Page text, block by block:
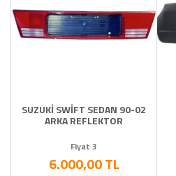
SUZUKİ SWİFT SEDAN 90-02
ARKA REFLEKTOR
Fiyat 3
6.000,00 TL